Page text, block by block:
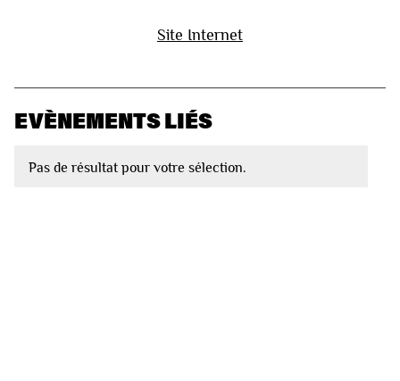
Site Internet
EVÈNEMENTS LIÉS
Pas de résultat pour votre sélection.